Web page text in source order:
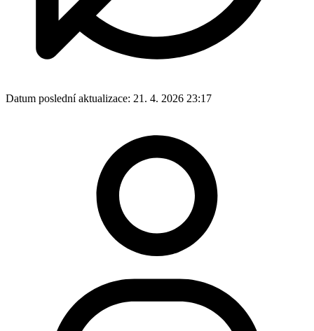
Datum poslední aktualizace: 21. 4. 2026 23:17